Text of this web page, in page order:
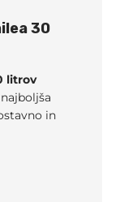
30
litrov
in